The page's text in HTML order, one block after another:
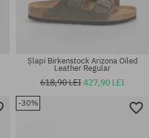
Mărimi existente:
Șlapi Birkenstock Arizona Oiled
Leather Regular
618,90 LEI427,90 LEI
-30%